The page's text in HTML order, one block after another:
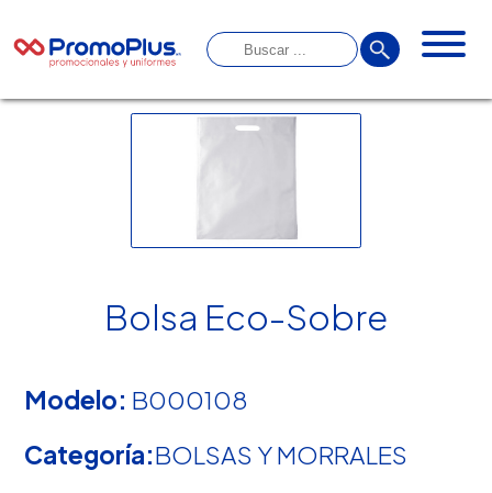
Bolsa Eco-Sobre
Modelo: B000108
Categoría:BOLSAS Y MORRALES